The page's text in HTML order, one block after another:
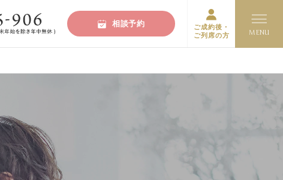
相談予約
ご成約後・
ご列席の方